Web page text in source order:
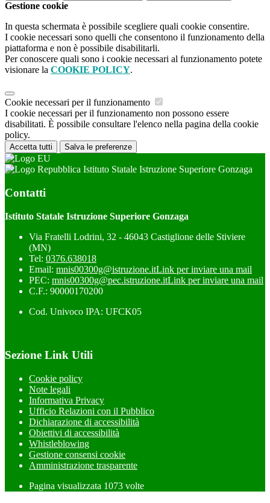
Gestione cookie
In questa schermata è possibile scegliere quali cookie consentire.
I cookie necessari sono quelli che consentono il funzionamento della
piattaforma e non è possibile disabilitarli.
Per conoscere quali sono i cookie necessari al funzionamento potete
visionare la COOKIE POLICY.
Cookie necessari per il funzionamento
I cookie necessari per il funzionamento non possono essere
disabilitati. È possibile consultare l'elenco nella pagina della cookie
policy.
Accetta tutti Salva le preferenze
Istituto Statale Istruzione Superiore Gonzaga
Contatti
Istituto Statale Istruzione Superiore Gonzaga
Via Fratelli Lodrini, 32 - 46043 Castiglione delle Stiviere
(MN)
Tel: 0376.638018
Email: mnis00300g@istruzione.itLink per inviare una mail
PEC: mnis00300g@pec.istruzione.itLink per inviare una mail
C.F.: 90000170200
Cod. Univoco IPA: UFCK05
Sezione Link Utili
Cookie policy
Note legali
Informativa Privacy
Ufficio Relazioni con il Pubblico
Dichiarazione di accessibilità
Obiettivi di accessibilità
Whistleblowing
Gestione consensi cookie
Amministrazione trasparente
Pagina visualizzata 1073 volte